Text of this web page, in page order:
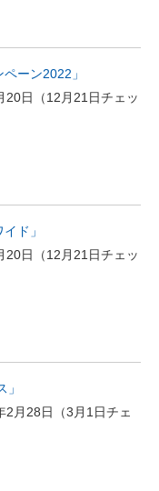
ーン2022」
日（12月21日チェッ
ド」
日（12月21日チェッ
月28日（3月1日チェ